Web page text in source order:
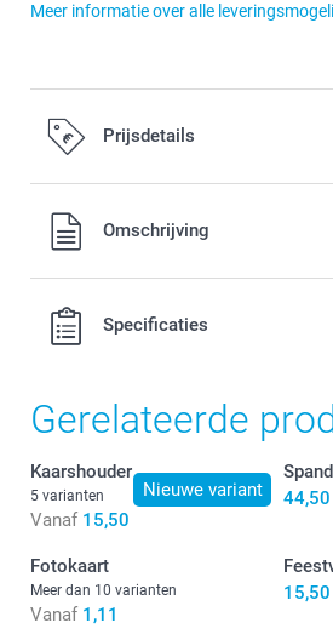
Meer informatie over alle
Prijsdetails
Alle prijzen zijn inclusief BTW
Omschrijving
Specificaties
Gerelateerde
Nieuwe variant
Kaarshouder
5 varianten
Vanaf 15,50
44,50
Fotokaart
Meer dan 10 varianten
Vanaf 1,11
15,50